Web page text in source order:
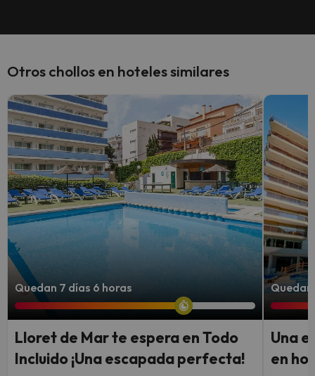
Otros chollos en hoteles similares
Quedan 7 días 6 horas
Lloret de Mar te espera en Todo
Incluido ¡Una escapada perfecta!
Quedan
Una
en